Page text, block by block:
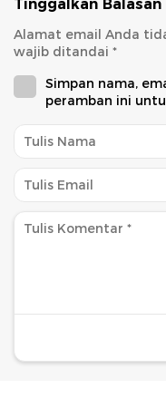
Tinggalkan Balasan
Alamat email Anda
wajib ditandai *
Simpan nama,
peramban ini